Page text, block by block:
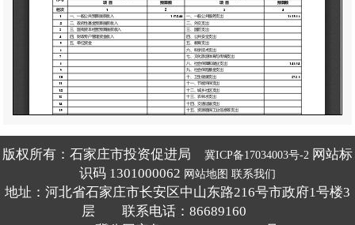
版权所有：石家庄市投资促进局 冀ICP备17034003号-2 网站标
识码 1301000062 网站地图 联系我们
地址：河北省石家庄市长安区中山东路216号市政府1号楼3
层 联系电话：86689160